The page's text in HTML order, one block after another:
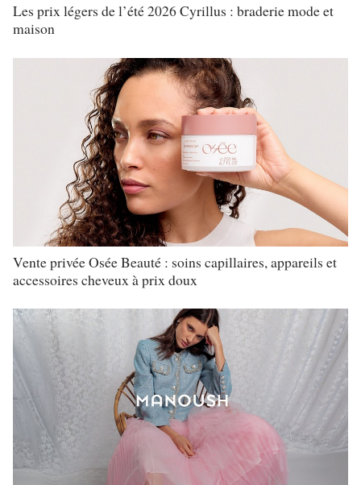
Les prix légers de l’été 2026 Cyrillus : braderie mode et
maison
Vente privée Osée Beauté : soins capillaires, appareils et
accessoires cheveux à prix doux